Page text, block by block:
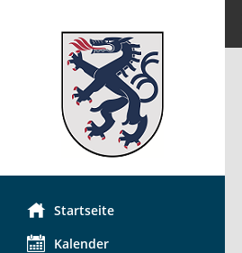
Startseite
Kalender